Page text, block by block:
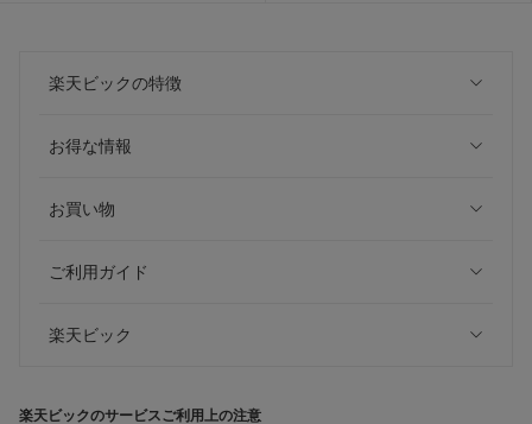
楽天ビックの特徴
お得な情報
お買い物
ご利用ガイド
楽天ビック
楽天ビックのサービスご利用上の注意